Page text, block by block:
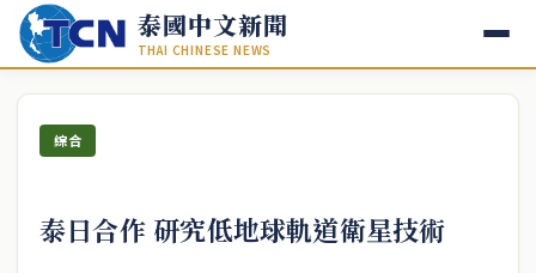
泰國中文新聞
THAI CHINESE NEWS
綜合
泰日合作 研究低地球軌道衛星技術